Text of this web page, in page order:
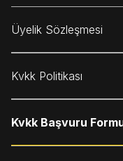
Üyelik Sözleşmesi
Kvkk Politikası
Kvkk Başvuru